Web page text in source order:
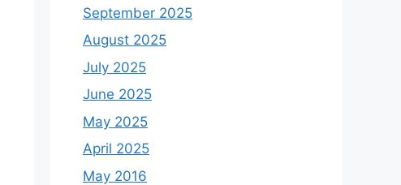
September 2025
August 2025
July 2025
June 2025
May 2025
April 2025
May 2016